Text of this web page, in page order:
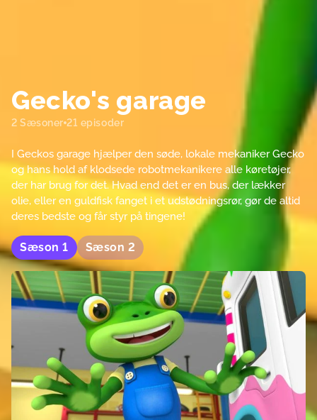
Gecko's garage
2 Sæsoner 21 episoder
I Geckos garage hjælper den søde, lokale mekaniker Gecko
og hans hold af klodsede robotmekanikere alle køretøjer,
der har brug for det. Hvad end det er en bus, der lækker
olie, eller en guldfisk fanget i et udstødningsrør, gør de altid
deres bedste og får styr på tingene!
Sæson 1 Sæson 2